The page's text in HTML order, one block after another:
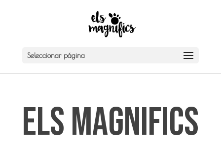
Seleccionar página
Els Magnifics